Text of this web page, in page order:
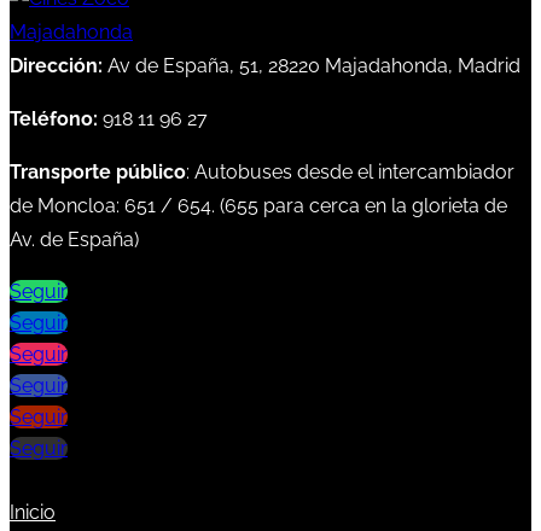
Dirección: Av de España, 51, 28220 Majadahonda, Madrid
Teléfono: 918 11 96 27
Transporte público: Autobuses desde el intercambiador
de Moncloa: 651 / 654. (655 para cerca en la glorieta de
Av. de España)
Seguir
Seguir
Seguir
Seguir
Seguir
Seguir
Inicio